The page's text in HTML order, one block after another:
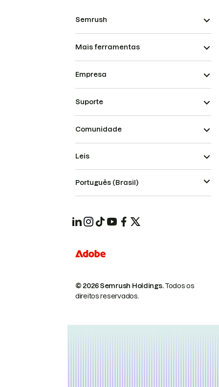
Semrush
Mais ferramentas
Empresa
Suporte
Comunidade
© 2026 Semrush Holdings.Todos os
direitos reservados.
Leis
Português (Brasil)